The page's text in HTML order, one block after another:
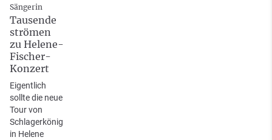
Sängerin
Tausende
strömen
zu Helene-
Fischer-
Konzert
Eigentlich
sollte die neue
Tour von
Schlagerkönig
in Helene